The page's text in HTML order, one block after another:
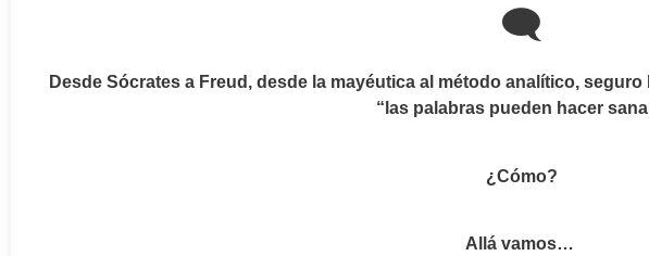
🗨
Desde Sócrates a Freud, desde la mayéutica al método analítico,
“las palabras pueden hacer
¿Cómo?
Allá vamos…